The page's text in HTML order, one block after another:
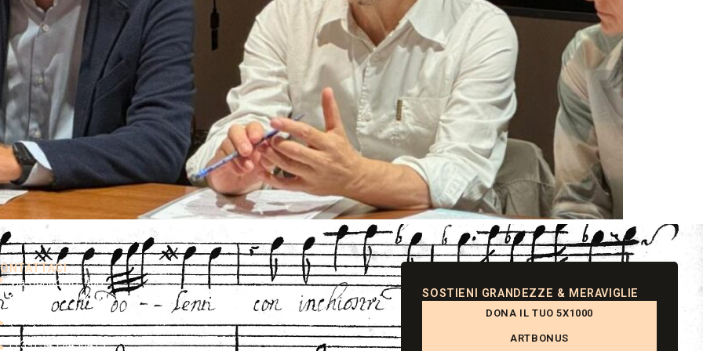
Via Ganaceto, 40B
41121 Modena Italy
(+39) 345 8450413
SOSTIENI GRANDEZZE & MERAVIGLIE
DONA IL TUO 5X1000
ARTBONUS